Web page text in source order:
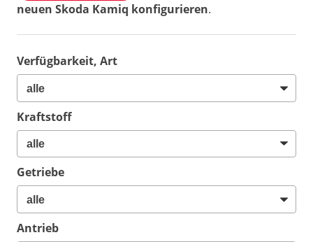
neuen Skoda Kamiq konfigurieren.
Verfügbarkeit, Art
Kraftstoff
Getriebe
Antrieb